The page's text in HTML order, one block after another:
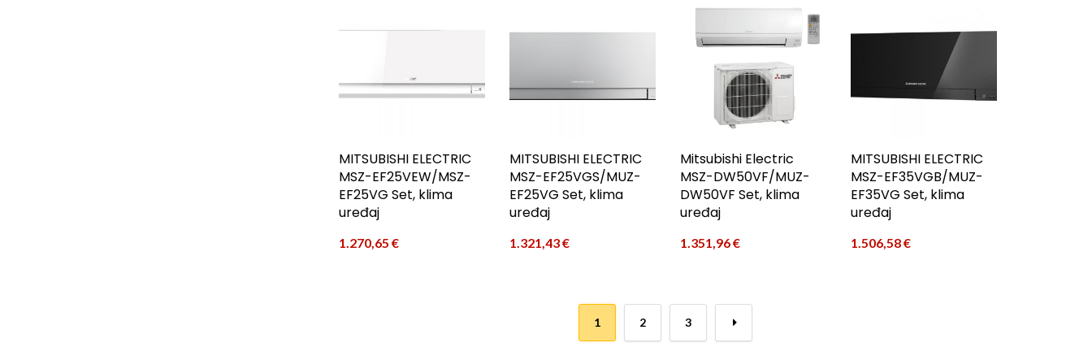
MITSUBISHI ELECTRIC
MSZ-EF25VEW/MSZ-
EF25VG Set, klima
uređaj
1.270,65 €
MITSUBISHI ELECTRIC
MSZ-EF25VGS/MUZ-
EF25VG Set, klima
uređaj
1.321,43€
Mitsubishi Electric
MSZ-DW50VF/MUZ-
DW50VF Set, klima
uređaj
1.351,96€
MITSUBISHI ELECTRIC
MSZ-EF35VGB/MUZ-
EF35VG Set, klima
uređaj
1.506,58€
1 2 3 →